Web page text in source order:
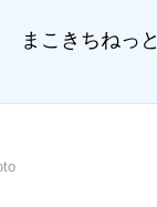
まこきちねっと